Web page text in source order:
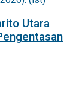
Utara